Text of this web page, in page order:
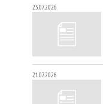
23.07.2026
21.07.2026